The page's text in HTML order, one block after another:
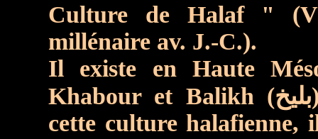
Culture de Halaf "
millénaire av. J.-C.).
Il existe en Haute
Khabour et Balikh (بليخ) plusieurs sites appartenant à
cette culture halafienne,